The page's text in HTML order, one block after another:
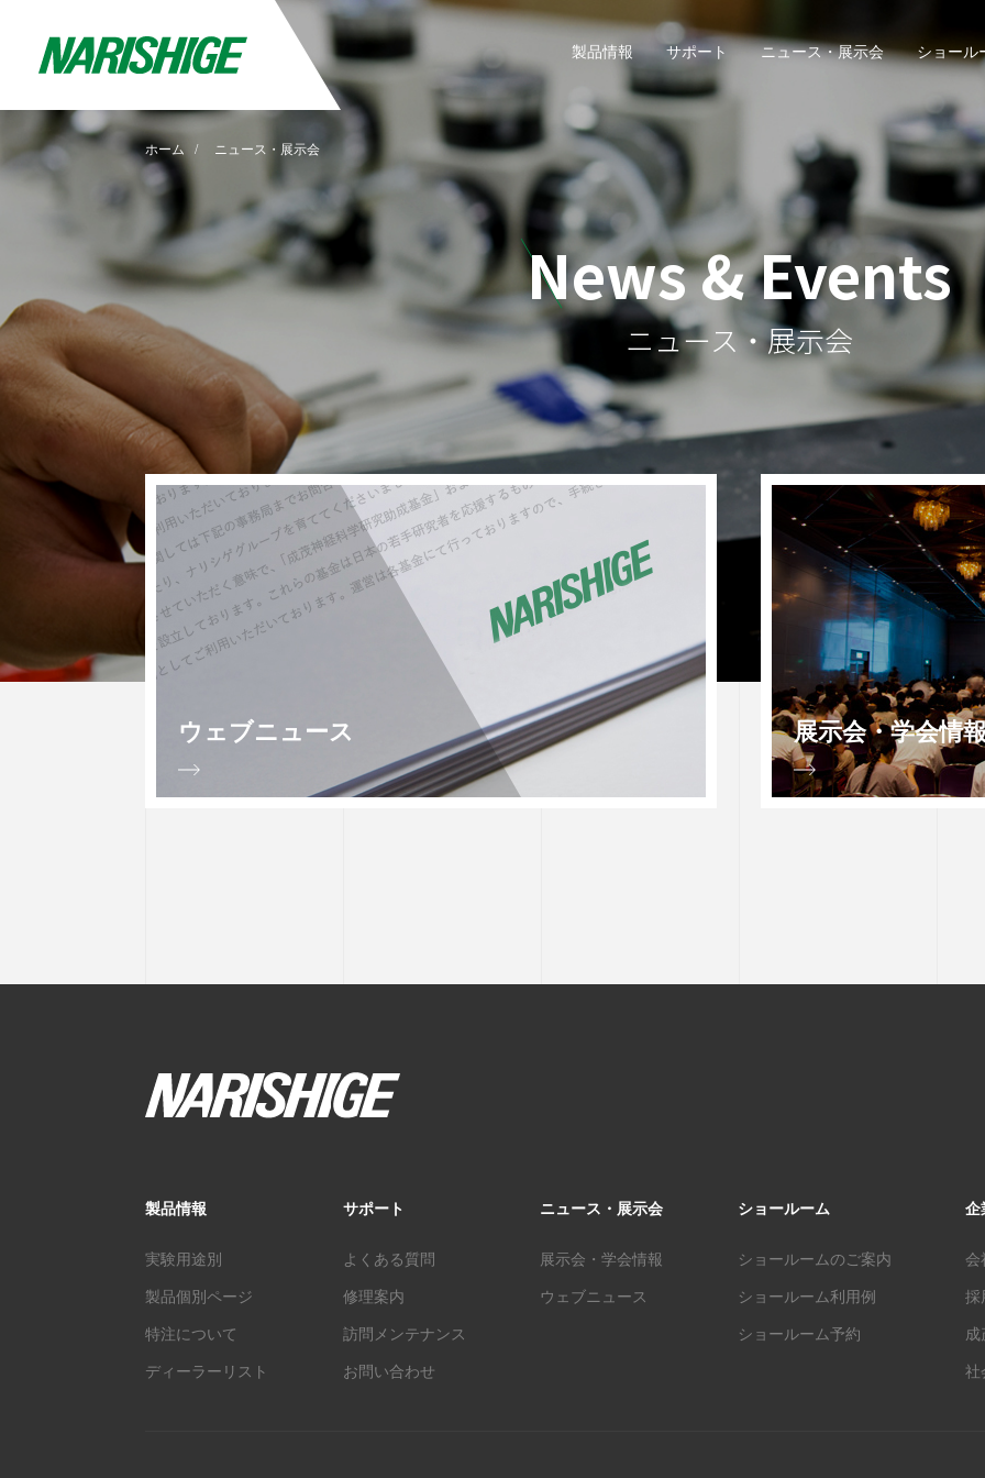
製品情報 サポート ニュース・展示会 ショール
ホーム ニュース・展示会
News & Events
ニュース・展示会
ウェブニュース 展示会・学会情
製品情報
実験用途別
製品個別ページ
特注について
ディーラーリスト
サポート
よくある質問
修理案内
訪問メンテナンス
お問い合わせ
ニュース・展示会
展示会・学会情報
ウェブニュース
ショールーム
ショールームのご案内
ショールーム利用例
ショールーム予約
企
会
採
成
社